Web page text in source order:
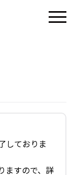
しておりま
ますので、詳